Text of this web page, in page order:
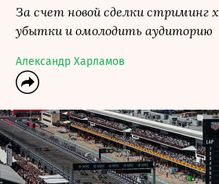
За счет новой сделки стриминг
убытки и омолодить аудиторию
Александр Харламов